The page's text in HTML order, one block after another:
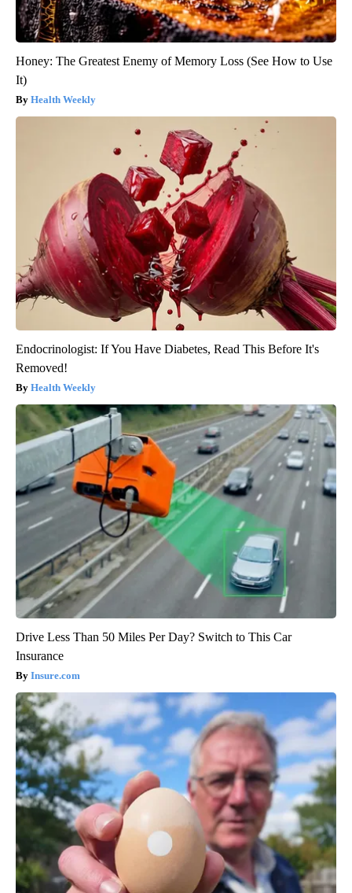
Honey: The Greatest Enemy of Memory Loss (See How to Use
It)
Health Weekly
Endocrinologist: If You Have Diabetes, Read This Before It's
Removed!
Health Weekly
Drive Less Than 50 Miles Per Day? Switch to This Car
Insurance
Insure.com